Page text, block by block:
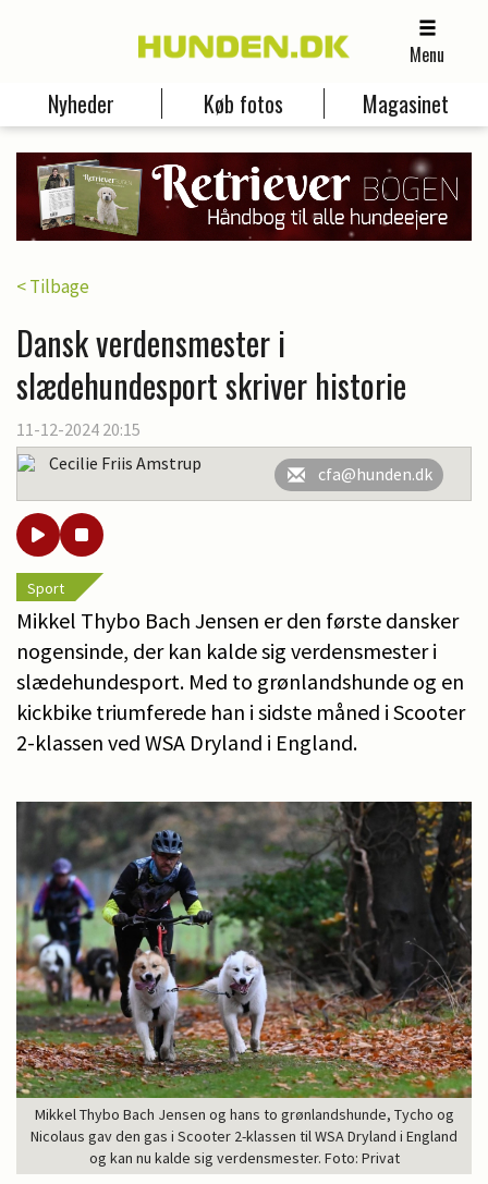
Menu
Nyheder Køb fotos Magasinet
< Tilbage
Dansk verdensmester i
slædehundesport skriver historie
11-12-2024 20:15
Cecilie Friis Amstrup
cfa@hunden.dk
Sport
Mikkel Thybo Bach Jensen er den første dansker
nogensinde, der kan kalde sig verdensmester i
slædehundesport. Med to grønlandshunde og en
kickbike triumferede han i sidste måned i Scooter
2-klassen ved WSA Dryland i England.
Mikkel Thybo Bach Jensen og hans to grønlandshunde, Tycho og
Nicolaus gav den gas i Scooter 2-klassen til WSA Dryland i England
og kan nu kalde sig verdensmester. Foto: Privat